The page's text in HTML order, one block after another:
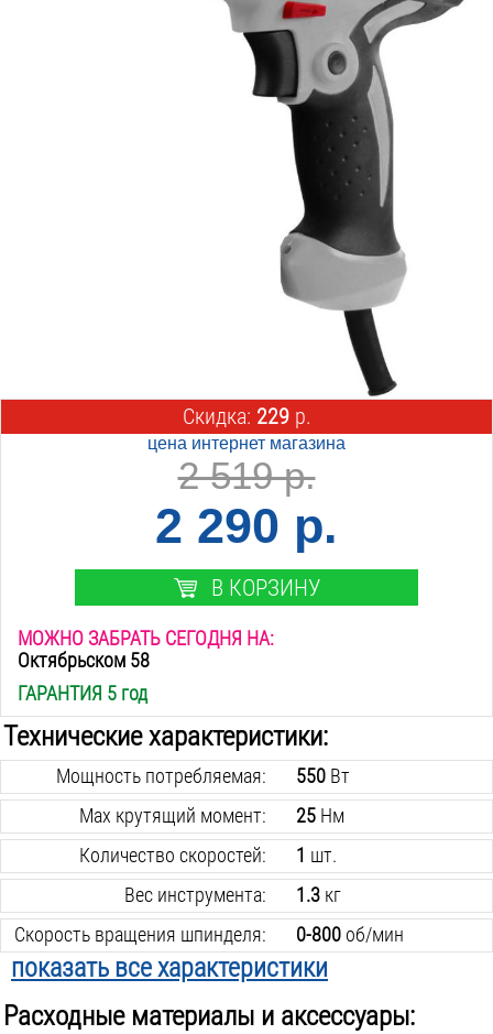
Скидка: 229р.
цена интернет магазина
2 519 р.
2 290 р.
В КОРЗИНУ
МОЖНО ЗАБРАТЬ СЕГОДНЯ НА:
Октябрьском 58
ГАРАНТИЯ 5 год
Технические характеристики:
Мощность потребляемая: 550Вт
Max крутящий момент:
25Нм
Количество скоростей:
1 шт.
Вес инструмента:
1.3кг
Скорость вращения шпинделя:
0-800об/мин
Max Ø сверления в стали:
10мм
Max Ø сверления в дереве:
25мм
показать все характеристики
Расходные материалы и аксессуары: